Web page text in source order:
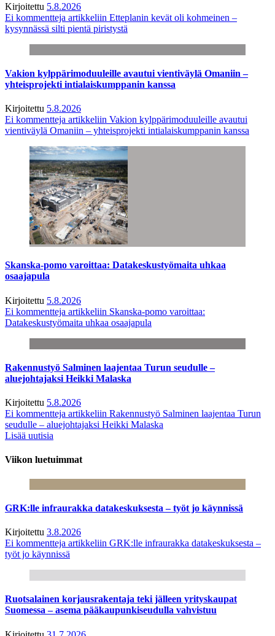
Kirjoitettu 5.8.2026
Ei kommentteja artikkeliin Etteplanin kevät oli kohmeinen –
kysynnässä silti pientä piristystä
Vakion kylppärimoduuleille avautui vientiväylä Omaniin –
yhteisprojekti intialaiskumppanin kanssa
Kirjoitettu 5.8.2026
Ei kommentteja artikkeliin Vakion kylppärimoduuleille avautui
vientiväylä Omaniin – yhteisprojekti intialaiskumppanin kanssa
Skanska-pomo varoittaa: Datakeskustyömaita uhkaa
osaajapula
Kirjoitettu 5.8.2026
Ei kommentteja artikkeliin Skanska-pomo varoittaa:
Datakeskustyömaita uhkaa osaajapula
Rakennustyö Salminen laajentaa Turun seudulle –
aluejohtajaksi Heikki Malaska
Kirjoitettu 5.8.2026
Ei kommentteja artikkeliin Rakennustyö Salminen laajentaa Turun
seudulle – aluejohtajaksi Heikki Malaska
Lisää uutisia
Viikon luetuimmat
GRK:lle infraurakka datakeskuksesta – työt jo käynnissä
Kirjoitettu 3.8.2026
Ei kommentteja artikkeliin GRK:lle infraurakka datakeskuksesta –
työt jo käynnissä
Ruotsalainen korjausrakentaja teki jälleen yrityskaupat
Suomessa – asema pääkaupunkiseudulla vahvistuu